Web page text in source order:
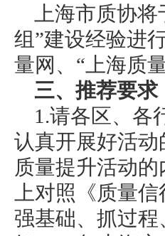
上海市质协
组”建设经验进
量网、“上海质
三、推荐要求
1.请各区、各
认真开展好活
质量提升活动
上对照《质量
强基础、抓过